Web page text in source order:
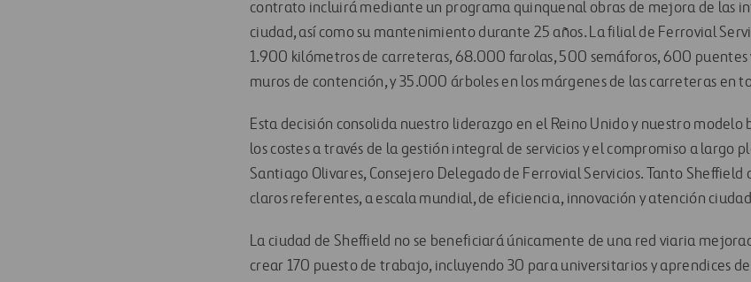
contrato incluirá mediante un programa quinquenal obras de mejora de las
ciudad, así como su mantenimiento durante 25 años. La filial de Ferrovial
1.900 kilómetros de carreteras, 68.000 farolas, 500 semáforos, 600 puentes
muros de contención, y 35.000 árboles en los márgenes de las carreteras en
Esta decisión consolida nuestro liderazgo en el Reino Unido y nuestro
los costes a través de la gestión integral de servicios y el compromiso a largo
Santiago Olivares, Consejero Delegado de Ferrovial Servicios. Tanto
claros referentes, a escala mundial, de eficiencia, innovación y atención
La ciudad de Sheffield no se beneficiará únicamente de una red viaria
crear 170 puesto de trabajo, incluyendo 30 para universitarios y aprendices